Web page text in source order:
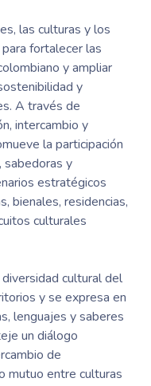
las culturas y los
fortalecer las
y ampliar
y
A través de
intercambio y
la participación
sabedoras y
estratégicos
bienales, residencias,
culturales
cultural del
y se expresa en
lenguajes y saberes
un diálogo
de
mutuo entre culturas